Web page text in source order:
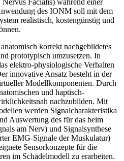
des IONM soll mit dem
realistisch, kostengünstig und
korrekt nachgebildetes
prototypisch umzusetzen. In
elektro-physiologische Verhalten
innovative Ansatz besteht in der
Modellkomponenten. Durch
und haptisch-
nachzubilden. Mit
werden Signalcharakteristika
Auswertung des für das beim
am Nerv) und Signalsynthese
EMG-Signale der Muskulatur)
Sensorkonzepte für die
im Schädelmodell zu erarbeiten.